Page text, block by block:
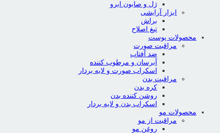
ژل و صابون ابرو
ابزار آرایشی
براش
تیغ اصلاح
محصولات پوست
مراقبت صورت
ضد آفتاب
آبرسان و مرطوب کننده
اسکراب صورت و لایه بردار
مراقبت بدن
کره بدن
روشن کننده بدن
اسکراب بدن و لایه بردار
محصولات مو
مراقبت از مو
روغن مو